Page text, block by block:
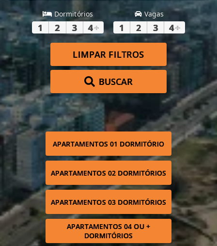
Dormitórios
1 2 3 4+
Vagas
1 2 3 4+
LIMPAR FILTROS
BUSCAR
APARTAMENTOS 01 DORMITÓRIO
APARTAMENTOS 02 DORMITÓRIOS
APARTAMENTOS 03 DORMITÓRIOS
APARTAMENTOS 04 OU +
DORMITÓRIOS